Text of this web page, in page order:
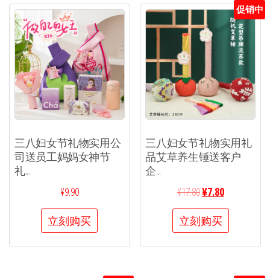
三八妇女节礼物实用公
司送员工妈妈女神节
礼...
¥9.90
立刻购买
促销中
三八妇女节礼物实用礼
品艾草养生锤送客户
企...
¥17.80¥7.80
立刻购买